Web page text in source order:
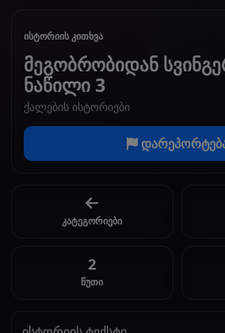
ისტორიის კითხვა
მეგობრობიდან
ნაწილი 3
ქალების ისტორიები
კატეგორიები
2
წუთი